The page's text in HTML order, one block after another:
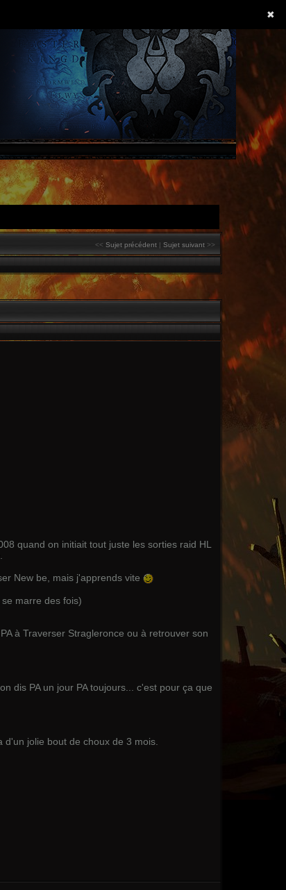
<< Sujet précédent | Sujet suivant >>
quand on initiait tout juste les sorties raid HL
New be, mais j'apprends vite
marre des fois)
à Traverser Stragleronce ou à retrouver son
dis PA un jour PA toujours... c'est pour ça que
jolie bout de choux de 3 mois.
✖